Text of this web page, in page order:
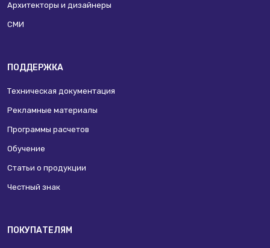
Архитекторы и дизайнеры
СМИ
ПОДДЕРЖКА
Техническая документация
Рекламные материалы
Программы расчетов
Обучение
Статьи о продукции
Честный знак
ПОКУПАТЕЛЯМ